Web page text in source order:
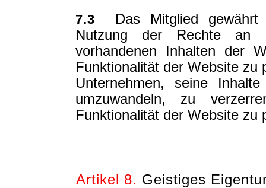
7.3 Das Mitglied gewährt
Nutzung der Rechte an
vorhandenen Inhalten der
Funktionalität der Website zu
Unternehmen, seine
umzuwandeln, zu
Funktionalität der Website zu
Artikel 8. Geistiges